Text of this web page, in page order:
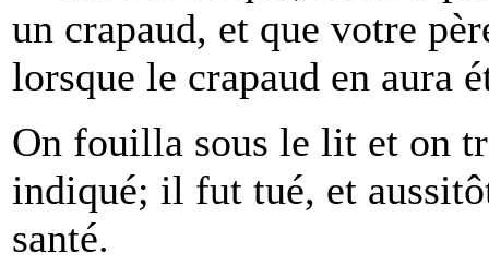
un crapaud, et que votre
lorsque le crapaud en aura
On fouilla sous le lit et on
indiqué; il fut tué, et
santé.